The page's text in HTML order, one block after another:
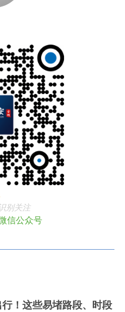
别关注
信公众号
！这些易堵路段、时段